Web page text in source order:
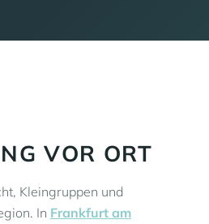
VOR ORT
Kleingruppen und
In Frankfurt am